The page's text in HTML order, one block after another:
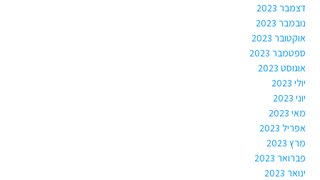
דצמבר 2023
נובמבר 2023
אוקטובר 2023
ספטמבר 2023
אוגוסט 2023
יולי 2023
יוני 2023
מאי 2023
אפריל 2023
מרץ 2023
פברואר 2023
ינואר 2023